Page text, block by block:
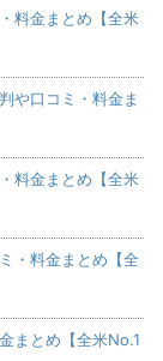
料金まとめ【全米
や口コミ・料金ま
料金まとめ【全米
・料金まとめ【全
まとめ【全米No.1